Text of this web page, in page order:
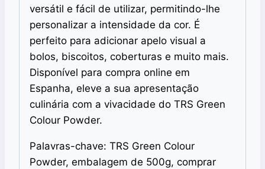
versátil e fácil de utilizar, permitindo-lhe
personalizar a intensidade da cor. É
perfeito para adicionar apelo visual a
bolos, biscoitos, coberturas e muito mais.
Disponível para compra online em
Espanha, eleve a sua apresentação
culinária com a vivacidade do TRS Green
Colour Powder.
Palavras-chave: TRS Green Colour
Powder, embalagem de 500g, comprar